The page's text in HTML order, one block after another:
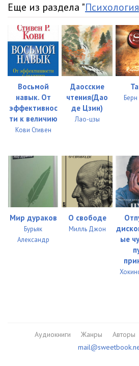
Rotterdamsky_16
Rotterdamsky_17
Rotterdamsky_18
Rotterdamsky_19
Rotterdamsky_20
Rotterdamsky_21
Rotterdamsky_22
Rotterdamsky_24
Rotterdamsky_25
Rotterdamsky_27
Rotterdamsky_32
Еще из раздела "Психология
Восьмой
навык. От
эффективнос
ти к величию
Кови Стивен
Даосские
чтения(Дао
де Цзин)
Лао-цзы
Мир дураков
Бурьяк
Александр
О свободе
Милль Джон
ые
Аудиокниги Жанры Авторы